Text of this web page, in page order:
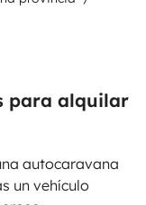
para alquilar
autocaravana
un vehículo